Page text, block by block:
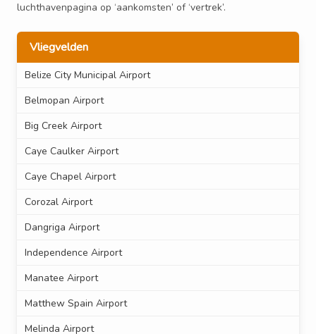
luchthavenpagina op ‘aankomsten’ of ‘vertrek’.
Vliegvelden
Belize City Municipal Airport
Belmopan Airport
Big Creek Airport
Caye Caulker Airport
Caye Chapel Airport
Corozal Airport
Dangriga Airport
Independence Airport
Manatee Airport
Matthew Spain Airport
Melinda Airport